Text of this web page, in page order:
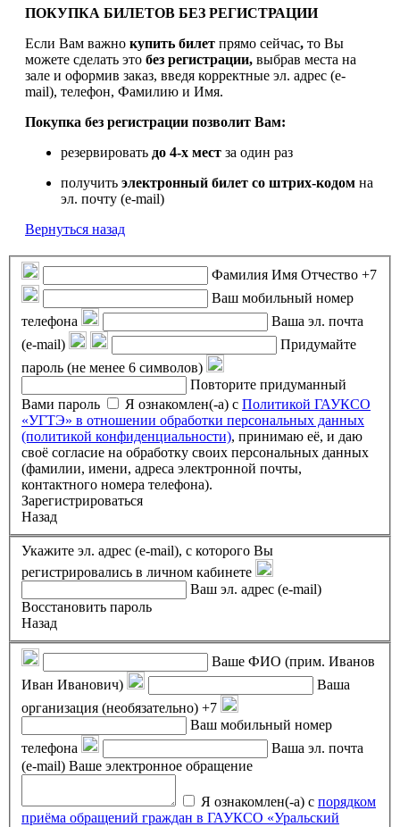
ПОКУПКА БИЛЕТОВ БЕЗ РЕГИСТРАЦИИ
Если Вам важно купить билет прямо сейчас, то Вы
можете сделать это без регистрации, выбрав места на
зале и оформив заказ, введя корректные эл. адрес (e-
mail), телефон, Фамилию и Имя.
Покупка без регистрации позволит Вам:
резервировать до 4-х мест за один раз
получить электронный билет со штрих-кодом на
эл. почту (e-mail)
Вернуться назад
Фамилия Имя Отчество +7
Ваш мобильный номер
телефона
Ваша эл. почта
(e-mail)
Придумайте
пароль (не менее 6 символов)
Повторите придуманный
Вами пароль
Я ознакомлен(-а) с Политикой ГАУКСО
«УГТЭ» в отношении обработки персональных данных
(политикой конфиденциальности), принимаю её, и даю
своё согласие на обработку своих персональных данных
(фамилии, имени, адреса электронной почты,
контактного номера телефона).
Зарегистрироваться
Назад
Укажите эл. адрес (e-mail), с которого Вы
регистрировались в личном кабинете
Ваш эл. адрес (e-mail)
Восстановить пароль
Назад
Ваше ФИО (прим. Иванов
Иван Иванович)
Ваша
организация (необязательно) +7
Ваш мобильный номер
телефона
Ваша эл. почта
(e-mail) Ваше электронное обращение
Я ознакомлен(-а) с порядком
приёма обращений граждан в ГАУКСО «Уральский